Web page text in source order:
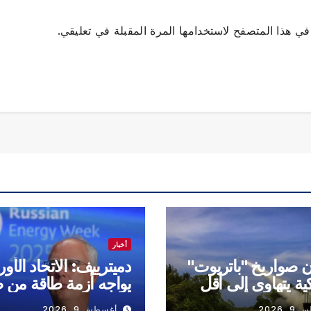
هذا المتصفح لاستخدامها المرة المقبلة في تعليقي.
صواريخ "باتريوت"
يتهاوى إلى أقل
أخبار
دميترييف: الاتحاد
يواجه أزمة طاقة من